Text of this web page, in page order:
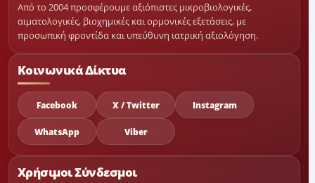
Από το 2004 προσφέρουμε αξιόπιστες μικροβιολογικές,
αιματολογικές, βιοχημικές και ορμονικές εξετάσεις, με
προσωπική φροντίδα και υπεύθυνη ιατρική αξιολόγηση.
Κοινωνικά Δίκτυα
Facebook X / Twitter Instagram
WhatsApp Viber
Χρήσιμοι Σύνδεσμοι